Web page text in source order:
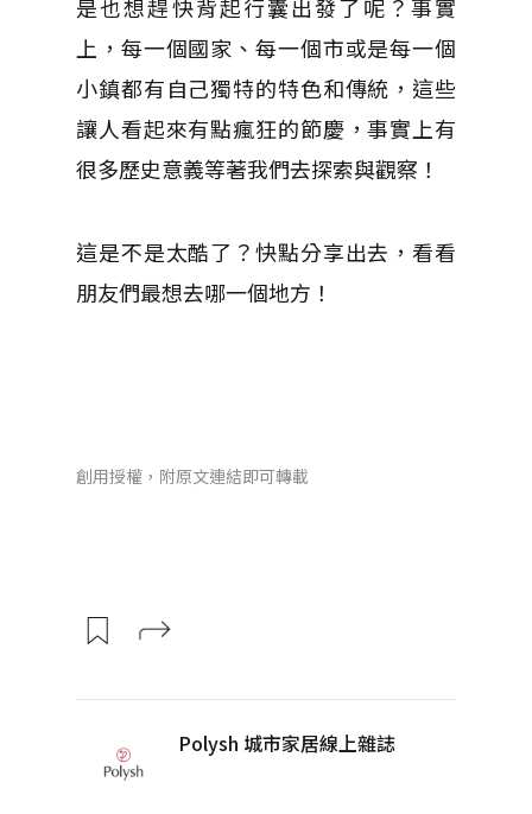
是也想趕快背起行囊出發了呢？事實
上，每一個國家、每一個市或是每一個
小鎮都有自己獨特的特色和傳統，這些
讓人看起來有點瘋狂的節慶，事實上有
很多歷史意義等著我們去探索與觀察！
這是不是太酷了？快點分享出去，看看
朋友們最想去哪一個地方！
創用授權，附原文連結即可轉載
Polysh 城市家居線上雜誌